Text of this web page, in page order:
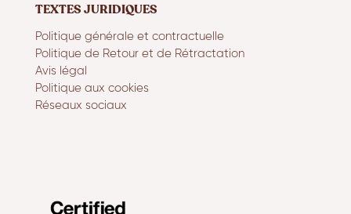
TEXTES JURIDIQUES
Politique générale et contractuelle
Politique de Retour et de Rétractation
Avis légal
Politique aux cookies
Réseaux sociaux